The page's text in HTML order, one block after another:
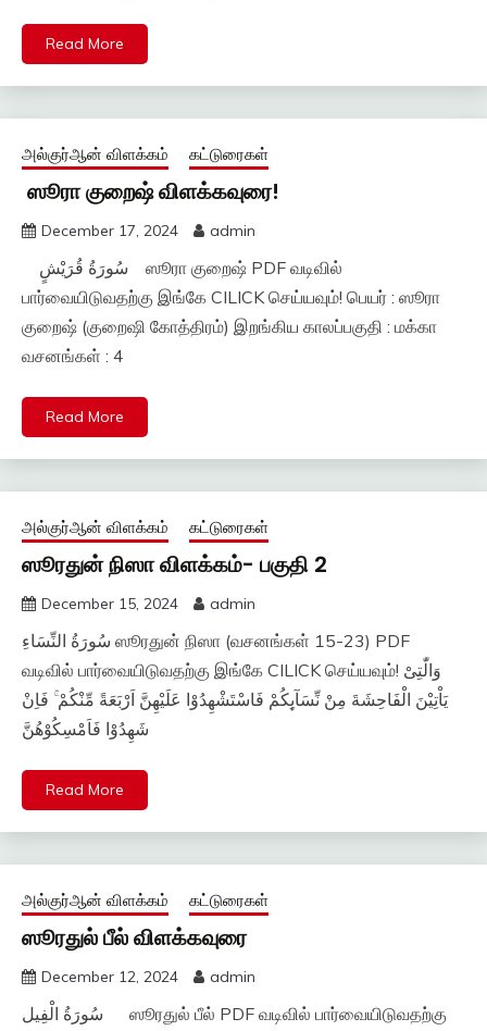
Read More
அல்குர்ஆன் விளக்கம் கட்டுரைகள்
ஸூரா குறைஷ் விளக்கவுரை!
December 17, 2024 admin
பார்வையிடுவதற்கு இங்கே CILICK செய்யவும்! பெயர் : ஸூரா
குறைஷ் (குறைஷி கோத்திரம்) இறங்கிய காலப்பகுதி : மக்கா
வசனங்கள் : 4
Read More
அல்குர்ஆன் விளக்கம் கட்டுரைகள்
ஸூரதுன் நிஸா விளக்கம்- பகுதி 2
December 15, 2024 admin
سُورَةُ النِّسَاءِ ஸூரதுன் நிஸா (வசனங்கள் 15-23) PDF
வடிவில் பார்வையிடுவதற்கு இங்கே CILICK செய்யவும்! وَالّٰتِىْ
يَاْتِيْنَ الْفَاحِشَةَ مِنْ نِّسَآٮِٕكُمْ فَاسْتَشْهِدُوْا عَلَيْهِنَّ اَرْبَعَةً مِّنْكُمْ‌ ۚ فَاِنْ
شَهِدُوْا فَاَمْسِكُوْهُنَّ
Read More
அல்குர்ஆன் விளக்கம் கட்டுரைகள்
ஸூரதுல் பீல் விளக்கவுரை
December 12, 2024 admin
سُورَةُ الْفِيل ஸூரதுல் பீல் PDF வடிவில் பார்வையிடுவதற்கு